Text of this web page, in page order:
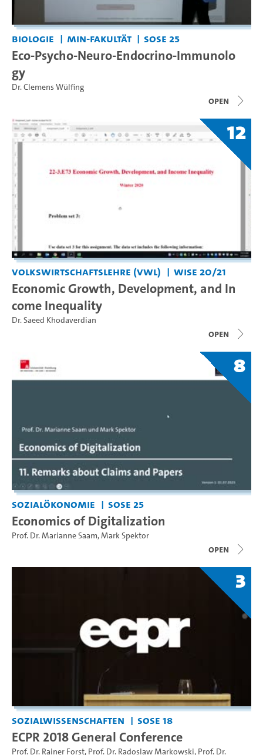
Biologie MIN-Fakultät SoSe 25
Eco-Psycho-Neuro-Endocrino-Immunolo
gy
Dr. Clemens Wülfing
open
12
Volkswirtschaftslehre (VWL) WiSe 20/21
Economic Growth, Development, and In
come Inequality
Dr. Saeed Khodaverdian
open
8
Sozialökonomie SoSe 25
Economics of Digitalization
Prof. Dr. Marianne Saam,Mark Spektor
open
3
Sozialwissenschaften SoSe 18
ECPR 2018 General Conference
Prof. Dr. Rainer Forst, Prof. Dr. Radoslaw Markowski, Prof. Dr.